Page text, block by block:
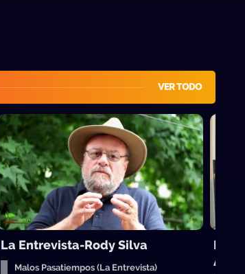
VER TODO
La Entrevista-Rody Silva
Malos Pasatiempos (La Entrevista)
La